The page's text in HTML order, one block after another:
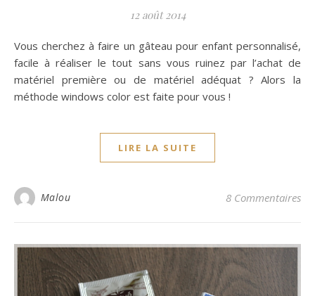
12 août 2014
Vous cherchez à faire un gâteau pour enfant personnalisé,
facile à réaliser le tout sans vous ruinez par l’achat de
matériel première ou de matériel adéquat ? Alors la
méthode windows color est faite pour vous !
LIRE LA SUITE
Malou 8 Commentaires